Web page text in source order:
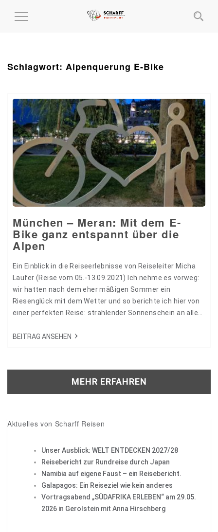
MENÜ
Schlagwort: Alpenquerung E-Bike
München – Meran: Mit dem E-
Bike ganz entspannt über die
Alpen
Ein Einblick in die Reiseerlebnisse von Reiseleiter Micha
Laufer (Reise vom 05.-13.09.2021) Ich nehme es vorweg:
wir hatten nach dem eher mäßigen Sommer ein
Riesenglück mit dem Wetter und so berichte ich hier von
einer perfekten Reise: strahlender Sonnenschein an allen
BEITRAG ANSEHEN
MEHR ERFAHREN
Aktuelles von Scharff Reisen
Unser Ausblick: WELT ENTDECKEN 2027/28
Reisebericht zur Rundreise durch Japan
Namibia auf eigene Faust – ein Reisebericht.
Galapagos: Ein Reiseziel wie kein anderes
Vortragsabend „SÜDAFRIKA ERLEBEN“ am 29.05.
2026 in Gerolstein mit Anna Hirschberg